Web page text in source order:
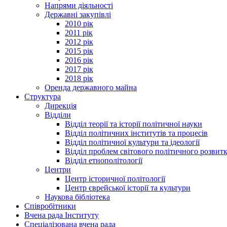
Напрями діяльності
Державні закупівлі
2010 рік
2011 рік
2012 рік
2015 рік
2016 рік
2017 рік
2018 рік
Оренда державного майна
Структура
Дирекція
Відділи
Відділ теорії та історії політичної науки
Відділ політичних інститутів та процесів
Відділ політичної культури та ідеології
Відділ проблем світового політичного
Відділ етнополітології
Центри
Центр історичної політології
Центр єврейської історії та культури
Наукова бібліотека
Співробітники
Вчена рада Інституту
Спеціалізована вчена рада